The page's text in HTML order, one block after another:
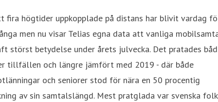
fira högtider uppkopplade på distans har blivit vardag
men nu visar Telias egna data att vanliga
störst betydelse under årets julvecka. Det pratades
tillfällen och längre jämfört med 2019 - där både
och seniorer stod för nära en 50 procentig
av sin samtalslängd. Mest pratglada var svenska